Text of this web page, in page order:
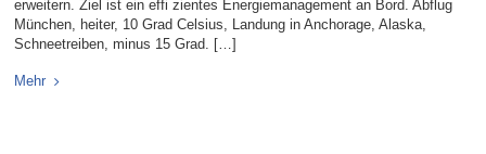
erweitern. Ziel ist ein effi zientes Energiemanagement an Bord. Abflug
München, heiter, 10 Grad Celsius, Landung in Anchorage, Alaska,
Schneetreiben, minus 15 Grad. […]
Mehr